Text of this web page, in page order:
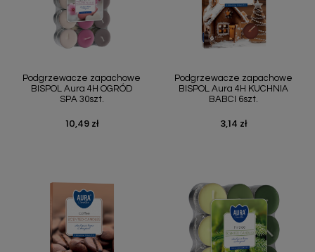
Podgrzewacze zapachowe
BISPOL Aura 4H OGRÓD
SPA 30szt.
Cena
10,49 zł
Podgrzewacze zapachowe
BISPOL Aura 4H KUCHNIA
BABCI 6szt.
Cena
3,14 zł